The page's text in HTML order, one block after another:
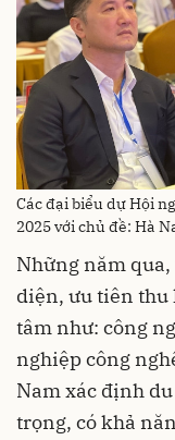
Các đại biểu dự Hội
2025 với chủ đề: Hà
Những năm
diện, ưu tiên thu
tâm như: công
nghiệp công
Nam xác định
trọng, có khả